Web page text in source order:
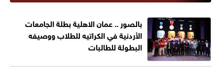
بالصور .. عمان الاهلية بطلة الجامعات
الأردنية في الكراتيه للطلاب ووصيفه
البطولة للطالبات